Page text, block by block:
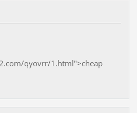
qyovrr/1.html">cheap